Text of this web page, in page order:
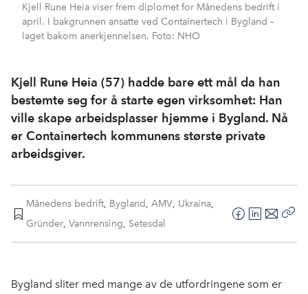
Kjell Rune Heia viser frem diplomet for Månedens bedrift i
april. I bakgrunnen ansatte ved Containertech i Bygland –
laget bakom anerkjennelsen. Foto: NHO
Kjell Rune Heia (57) hadde bare ett mål da han
bestemte seg for å starte egen virksomhet: Han
ville skape arbeidsplasser hjemme i Bygland. Nå
er Containertech kommunens største private
arbeidsgiver.
Månedens bedrift, Bygland, AMV, Ukraina,
Gründer, Vannrensing, Setesdal
F
b
L
e
E
s
Bygland sliter med mange av de utfordringene som er